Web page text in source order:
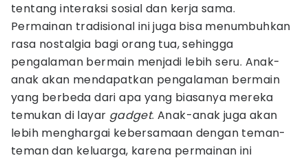
tentang interaksi sosial dan kerja sama.
Permainan tradisional ini juga bisa menumbuhkan
rasa nostalgia bagi orang tua, sehingga
pengalaman bermain menjadi lebih seru. Anak-
anak akan mendapatkan pengalaman bermain
yang berbeda dari apa yang biasanya mereka
temukan di layar gadget. Anak-anak juga akan
lebih menghargai kebersamaan dengan teman-
teman dan keluarga, karena permainan ini